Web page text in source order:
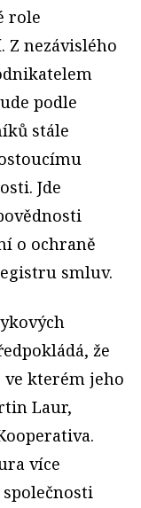
role
Z nezávislého
podle
stále
Jde
o ochraně
smluv.
že
kterém jeho
Laur,
více